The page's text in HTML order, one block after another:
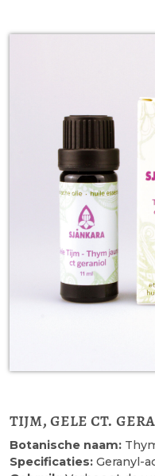
tijm, gele ct.
Botanische naam:
Specificaties: Geranyl-